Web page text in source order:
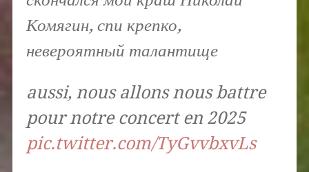
Комягин, спи крепко,
невероятный талантище
aussi, nous allons nous battre
pour notre concert en 2025
pic.twitter.com/TyGvvbxvLs